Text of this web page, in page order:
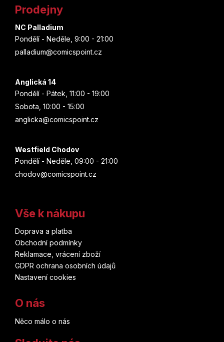
Prodejny
NC Palladium
Pondělí - Neděle, 9:00 - 21:00
palladium@comicspoint.cz
Anglická 14
Pondělí - Pátek, 11:00 - 19:00
Sobota, 10:00 - 15:00
anglicka@comicspoint.cz
Westfield Chodov
Pondělí - Neděle, 09:00 - 21:00
chodov@comicspoint.cz
Vše k nákupu
Doprava a platba
Obchodní podmínky
Reklamace, vrácení zboží
GDPR ochrana osobních údajů
Nastavení cookies
O nás
Něco málo o nás